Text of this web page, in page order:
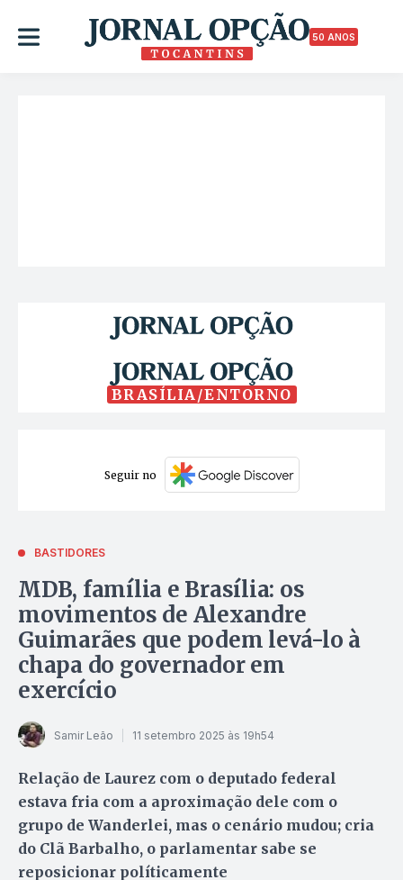
50 ANOS
BRASÍLIA/ENTORNO
Seguir no
BASTIDORES
MDB, família e Brasília: os
movimentos de Alexandre
Guimarães que podem levá-lo à
chapa do governador em
exercício
Samir Leão 11 setembro 2025 às 19h54
Relação de Laurez com o deputado federal
estava fria com a aproximação dele com o
grupo de Wanderlei, mas o cenário mudou; cria
do Clã Barbalho, o parlamentar sabe se
reposicionar políticamente